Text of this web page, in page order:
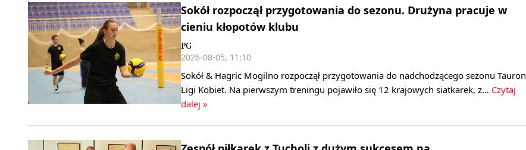
Sokół rozpoczął przygotowania do sezonu. Drużyna pracuje w
cieniu kłopotów klubu
PG
2026-08-05, 11:10
Sokół & Hagric Mogilno rozpoczął przygotowania do nadchodzącego sezonu Tauron
Ligi Kobiet. Na pierwszym treningu pojawiło się 12 krajowych siatkarek, z… Czytaj
dalej »